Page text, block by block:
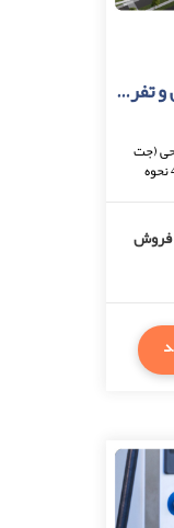
طرح توجیهی احداث مجموعه ورزشی و تفریحی
(جت
اسکی، شاتل و ...) سال نگارش: 94 تعداد صفحه: 44 نحوه